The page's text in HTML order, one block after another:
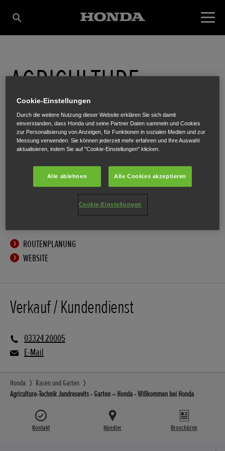
AGRICULTURE-
TECHNIK
JANDRESEVITS
Bahnhofstraße 31,Strem,7522
ROUTENPLANUNG
WEBSITE
Verkauf / Kundendienst
03324 20005
E-Mail
Honda
Rasen und Garten
Agriculture-Technik Jandresevits - Garten – Honda - Willkommen bei Honda
Kontakt Händler Broschüren
Cookie-Einstellungen
Durch die weitere Nutzung dieser Website erklären Sie sich damit
einverstanden, dass Honda und seine Partner Daten sammeln und Cookies
zur Personalisierung von Anzeigen, für Funktionen in sozialen Medien und zur
Messung verwenden. Sie können jederzeit mehr erfahren und Ihre Auswahl
aktualisieren, indem Sie auf "Cookie-Einstellungen" klicken.
Alle ablehnen Alle Cookies akzeptieren
Cookie-Einstellungen